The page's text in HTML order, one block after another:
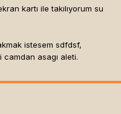
kartı ile takılıyorum su
istesem sdfdsf,
camdan asagı aleti.